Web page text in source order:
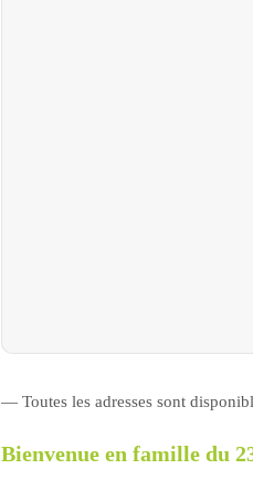
— Toutes les adresses sont
Bienvenue en famille du